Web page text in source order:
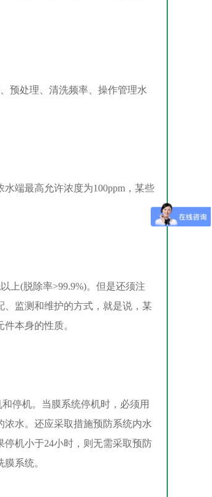
预处理、清洗频率、操作管理水
端最高允许浓度为100ppm，某些
(脱除率>99.9%)。但是还须注
监测和维护的方式，就是说，某
本身的性质。
停机。当膜系统停机时，必须用
水。还应采取措施预防系统内水
机小于24小时，则无需采取预防
系统。